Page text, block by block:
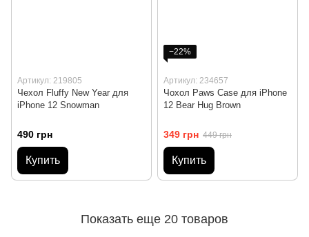
Артикул: 219805
Чехол Fluffy New Year для
iPhone 12 Snowman
490 грн
Купить
−22%
Артикул: 234657
Чохол Paws Case для iPhone
12 Bear Hug Brown
349 грн 449 грн
Купить
Показать еще 20 товаров